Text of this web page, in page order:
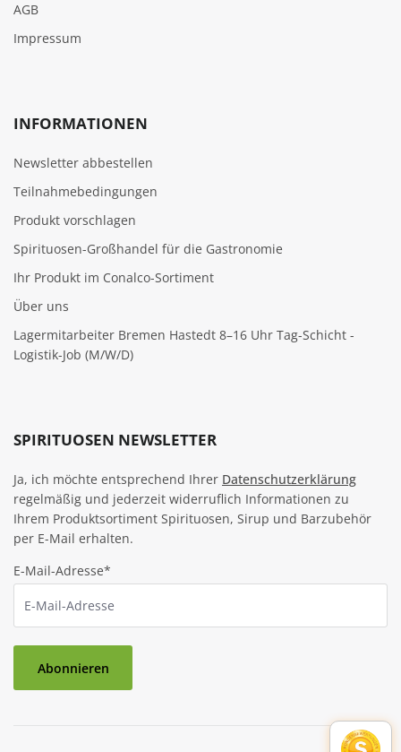
AGB
Impressum
INFORMATIONEN
Newsletter abbestellen
Teilnahmebedingungen
Produkt vorschlagen
Spirituosen-Großhandel für die Gastronomie
Ihr Produkt im Conalco-Sortiment
Über uns
Lagermitarbeiter Bremen Hastedt 8–16 Uhr Tag-Schicht -
Logistik-Job (M/W/D)
SPIRITUOSEN NEWSLETTER
Ja, ich möchte entsprechend Ihrer Datenschutzerklärung
regelmäßig und jederzeit widerruflich Informationen zu
Ihrem Produktsortiment Spirituosen, Sirup und Barzubehör
per E-Mail erhalten.
E-Mail-Adresse*
Abonnieren